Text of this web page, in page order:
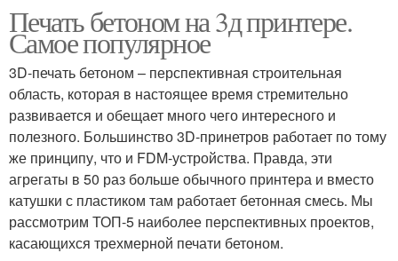
Печать бетоном на 3д принтере.
Самое популярное
3D-печать бетоном – перспективная строительная
область, которая в настоящее время стремительно
развивается и обещает много чего интересного и
полезного. Большинство 3D-принетров работает по тому
же принципу, что и FDM-устройства. Правда, эти
агрегаты в 50 раз больше обычного принтера и вместо
катушки с пластиком там работает бетонная смесь. Мы
рассмотрим ТОП-5 наиболее перспективных проектов,
касающихся трехмерной печати бетоном.